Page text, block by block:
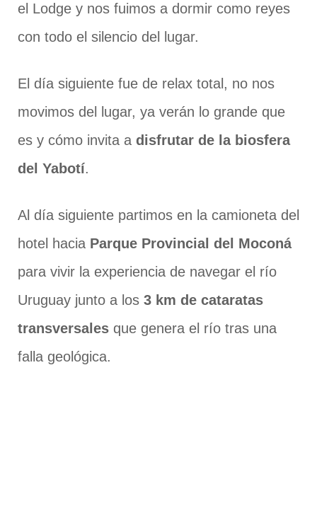
el Lodge y nos fuimos a dormir como reyes
con todo el silencio del lugar.
El día siguiente fue de relax total, no nos
movimos del lugar, ya verán lo grande que
es y cómo invita a disfrutar de la biosfera
del Yabotí.
Al día siguiente partimos en la camioneta del
hotel hacia Parque Provincial del Moconá
para vivir la experiencia de navegar el río
Uruguay junto a los 3 km de cataratas
transversales que genera el río tras una
falla geológica.